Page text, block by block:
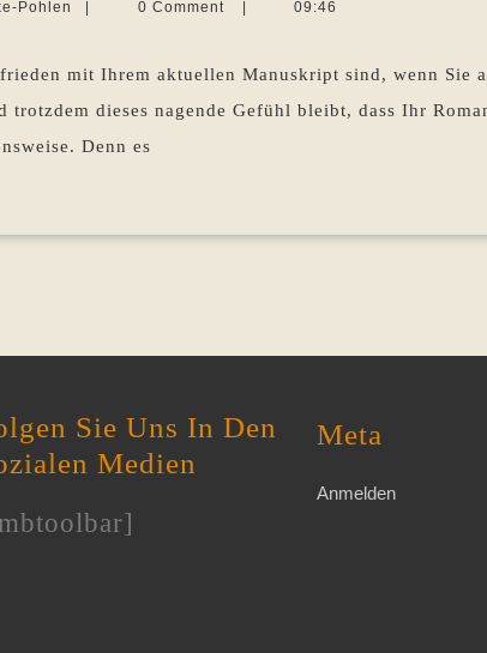
Pohlen
Martina
0 Comment 09:46
mit Ihrem aktuellen Manuskript sind, wenn Sie
trotzdem dieses nagende Gefühl bleibt, dass Ihr
Denn es
Sie Uns In Den
Medien
Meta
Anmelden